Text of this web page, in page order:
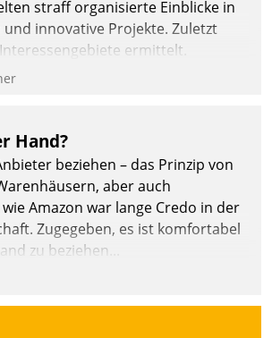
straff organisierte Einblicke in
innovative Projekte. Zuletzt
ermittelt.
Hand?
beziehen – das Prinzip von
aber auch
Amazon war lange Credo in der
Zugegeben, es ist komfortabel
zu beziehen...